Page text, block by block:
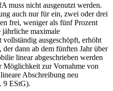
muss nicht ausgenutzt werden.
auch nur für ein, zwei oder drei
frei, weniger als fünf Prozent
jährliche maximale
vollständig ausgeschöpft, erhöht
dann ab dem fünften Jahr über
linear abgeschrieben werden
Möglichkeit zur Vornahme von
Abschreibung neu
9 EStG).